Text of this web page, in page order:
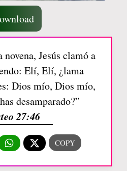
novena, Jesús clamó a
Elí, Elí, ¿lama
Dios mío, Dios mío,
desamparado?”
27:46